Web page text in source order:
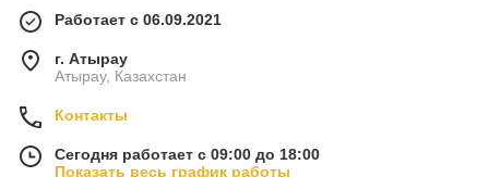
Работает с 06.09.2021
г. Атырау
Атырау, Казахстан
Контакты
Сегодня работает с 09:00 до 18:00
Показать весь график работы